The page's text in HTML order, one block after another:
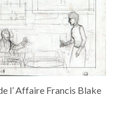
l’ Affaire Francis Blake